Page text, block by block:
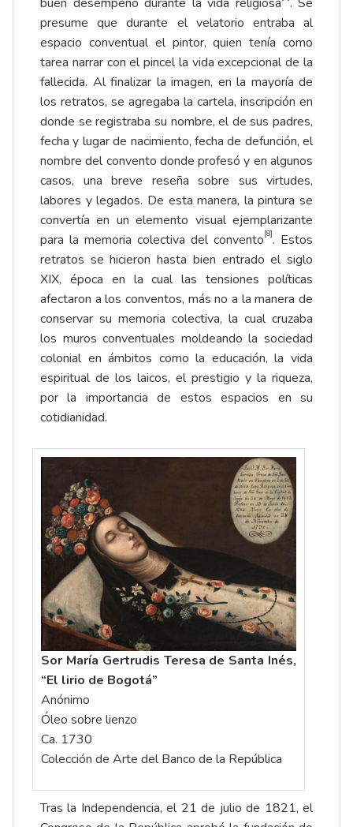
presume que durante el velatorio entraba al
espacio conventual el pintor, quien tenía como
tarea narrar con el pincel la vida excepcional de la
fallecida. Al finalizar la imagen, en la mayoría de
los retratos, se agregaba la cartela, inscripción en
donde se registraba su nombre, el de sus padres,
fecha y lugar de nacimiento, fecha de defunción, el
nombre del convento donde profesó y en algunos
casos, una breve reseña sobre sus virtudes,
labores y legados. De esta manera, la pintura se
convertía en un elemento visual ejemplarizante
para la memoria colectiva del convento[8]. Estos
retratos se hicieron hasta bien entrado el siglo
XIX, época en la cual las tensiones políticas
afectaron a los conventos, más no a la manera de
conservar su memoria colectiva, la cual cruzaba
los muros conventuales moldeando la sociedad
colonial en ámbitos como la educación, la vida
espiritual de los laicos, el prestigio y la riqueza,
por la importancia de estos espacios en su
cotidianidad.
Sor María Gertrudis Teresa de Santa Inés,
“El lirio de Bogotá”
Anónimo
Óleo sobre lienzo
Ca. 1730
Colección de Arte del Banco de la República
Tras la Independencia, el 21 de julio de 1821, el